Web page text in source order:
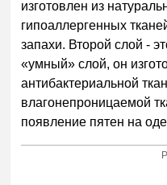
изготовлен из
гипоаллергенных
запахи. Второй слой -
«умный» слой, он
антибактериальной
влагонепроницаемой
появление пятен на